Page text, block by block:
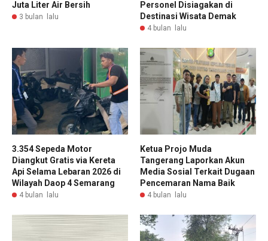
Juta Liter Air Bersih
3 bulan lalu
Personel Disiagakan di
Destinasi Wisata Demak
4 bulan lalu
3.354 Sepeda Motor
Diangkut Gratis via Kereta
Api Selama Lebaran 2026 di
Wilayah Daop 4 Semarang
4 bulan lalu
Ketua Projo Muda
Tangerang Laporkan Akun
Media Sosial Terkait Dugaan
Pencemaran Nama Baik
4 bulan lalu